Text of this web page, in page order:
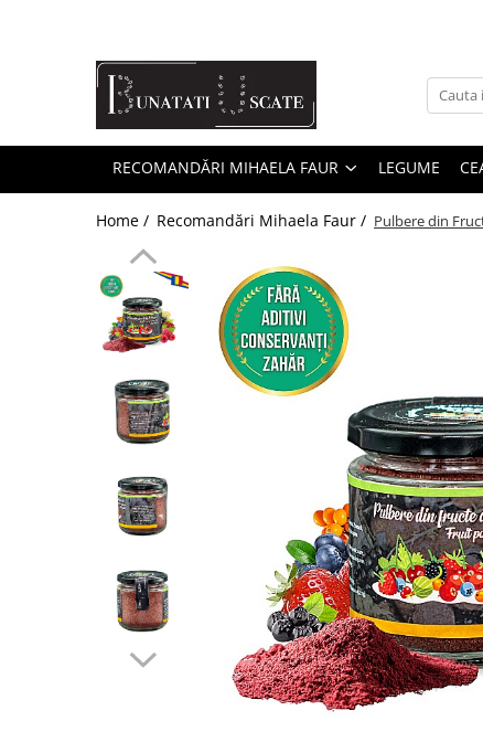
Recomandări Mihaela Faur
Ceaiuri
RECOMANDĂRI MIHAELA FAUR LEGUME
Home / Recomandări Mihaela Faur / Pulbere din